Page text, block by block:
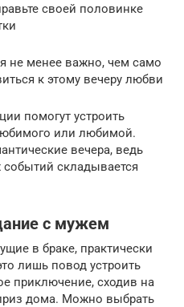
своей половинке
не менее важно, чем само
к этому вечеру любви
помогут устроить
или любимой.
вечера, ведь
складывается
с мужем
в браке, практически
лишь повод устроить
приключение, сходив на
дома. Можно выбрать